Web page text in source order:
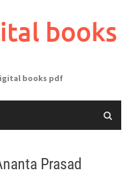
books
books pdf
Prasad